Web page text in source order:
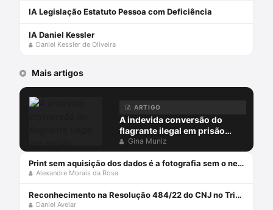
IA Legislação Estatuto Pessoa com Deficiência
IA Daniel Kessler
Daniel Kessler de Oliveira
Mais artigos
ARTIGO
A indevida conversão do
flagrante ilegal em prisão
preventiva
Gina Muniz
Print sem aquisição dos dados é a fotografia sem o negativo
Alexandre Morais da Rosa
Reconhecimento na Resolução 484/22 do CNJ no Tribunal do Júri
Daniel Avelar